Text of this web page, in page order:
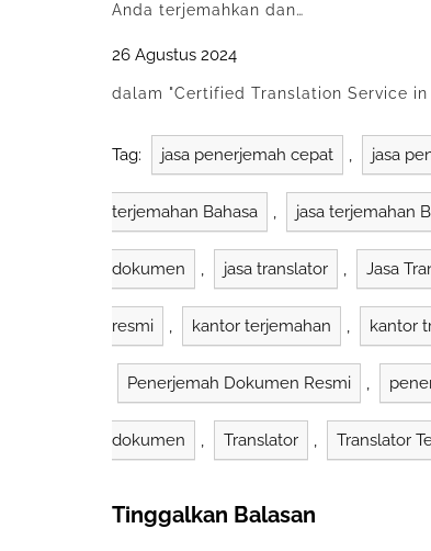
Anda terjemahkan dan…
26 Agustus 2024
dalam "Certified Translation Service in
Tag: jasa penerjemah cepat , jasa
terjemahan Bahasa , jasa terjemahan
dokumen , jasa translator , Jasa
resmi , kantor terjemahan , kantor
Penerjemah Dokumen Resmi ,
dokumen , Translator , Translator
Tinggalkan Balasan